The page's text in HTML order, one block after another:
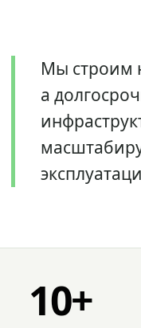
Мы строим
а
10+